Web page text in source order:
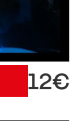
12€